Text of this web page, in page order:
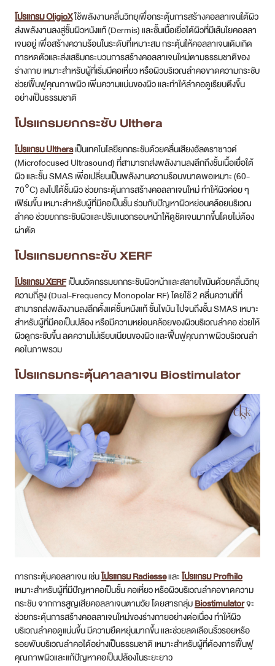
โปรแกรม OligioXใช้พลังงานคลื่นวิทยุเพื่อกระตุ้นการสร้างคอลลาเจนใต้ผิว
ส่งพลังงานลงสู่ชั้นผิวหนังแท้ (Dermis) และชั้นเนื้อเยื่อใต้ผิวที่มีเส้นใยคอลลา
เจนอยู่ เพื่อสร้างความร้อนในระดับที่เหมาะสม กระตุ้นให้คอลลาเจนเดิมเกิด
การหดตัวและส่งเสริมกระบวนการสร้างคอลลาเจนใหม่ตามธรรมชาติของ
ร่างกาย เหมาะสำหรับผู้ที่เริ่มมีคอเหี่ยว หรือผิวบริเวณลำคอขาดความกระชับ
ช่วยฟื้นฟูคุณภาพผิว เพิ่มความแน่นของผิว และทำให้ลำคอดูเรียบตึงขึ้น
อย่างเป็นธรรมชาติ
โปรแกรมยกกระชับ Ulthera
โปรแกรม Ultheraเป็นเทคโนโลยียกกระชับด้วยคลื่นเสียงอัลตราซาวด์
(Microfocused Ultrasound) ที่สามารถส่งพลังงานลงลึกถึงชั้นเนื้อเยื่อใต้
ผิว และชั้น SMAS เพื่อเปลี่ยนเป็นพลังงานความร้อนขนาดพอเหมาะ (60-
70°C) ลงไปใต้ชั้นผิว ช่วยกระตุ้นการสร้างคอลลาเจนใหม่ ทำให้ผิวค่อย ๆ
เฟิร์มขึ้น เหมาะสำหรับผู้ที่มีคอเป็นชั้น ร่วมกับปัญหาผิวหย่อนคล้อยบริเวณ
ลำคอ ช่วยยกกระชับผิวและปรับแนวกรอบหน้าให้ดูชัดเจนมากขึ้นโดยไม่ต้อง
ผ่าตัด
โปรแกรมยกกระชับ XERF
โปรแกรม XERFเป็นนวัตกรรมยกกระชับผิวหน้าและสลายไขมันด้วยคลื่นวิทยุ
ความถี่สูง (Dual-Frequency Monopolar RF) โดยใช้ 2 คลื่นความถี่ที่
สามารถส่งพลังงานลงลึกตั้งแต่ชั้นหนังแท้ ชั้นไขมัน ไปจนถึงชั้น SMAS เหมาะ
สำหรับผู้ที่มีคอเป็นปล้อง หรือมีความหย่อนคล้อยของผิวบริเวณลำคอ ช่วยให้
ผิวดูกระชับขึ้น ลดความไม่เรียบเนียนของผิว และฟื้นฟูคุณภาพผิวบริเวณลำ
คอในภาพรวม
โปรแกรมกระตุ้นคาลลาเจน Biostimulator
การกระตุ้มคอลลาเจน เช่นโปรแกรม Radiesseและโปรแกรม Profhilo
เหมาะสำหรับผู้ที่มีปัญหาคอเป็นชั้น คอเหี่ยว หรือผิวบริเวณลำคอขาดความ
กระชับ จากการสูญเสียคอลลาเจนตามวัย โดยสารกลุ่มBiostimulatorจะ
ช่วยกระตุ้นการสร้างคอลลาเจนใหม่ของร่างกายอย่างต่อเนื่อง ทำให้ผิว
บริเวณลำคอดูแน่นขึ้น มีความยืดหยุ่นมากขึ้น และช่วยลดเลือนริ้วรอยหรือ
รอยพับบริเวณลำคอได้อย่างเป็นธรรมชาติ เหมาะสำหรับผู้ที่ต้องการฟื้นฟู
คุณภาพผิวและแก้ปัญหาคอเป็นปล้องในระยะยาว